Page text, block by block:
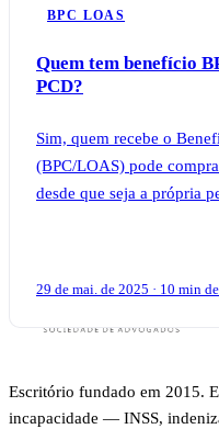
BPC LOAS
Quem tem benefício
PCD?
Sim, quem recebe o
(BPC/LOAS) pode
desde que seja a própria
29 de mai. de 2025 · 10 min
Escritório fundado em 2015.
incapacidade — INSS,